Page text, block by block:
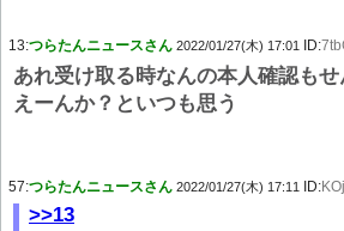
13:つらたんニュースさん 2022/01/27(木) 17:01 ID:
あれ受け取る時なんの本人確認も
えーんか？といつも思う
57:つらたんニュースさん 2022/01/27(木) 17:11 ID:
>>13